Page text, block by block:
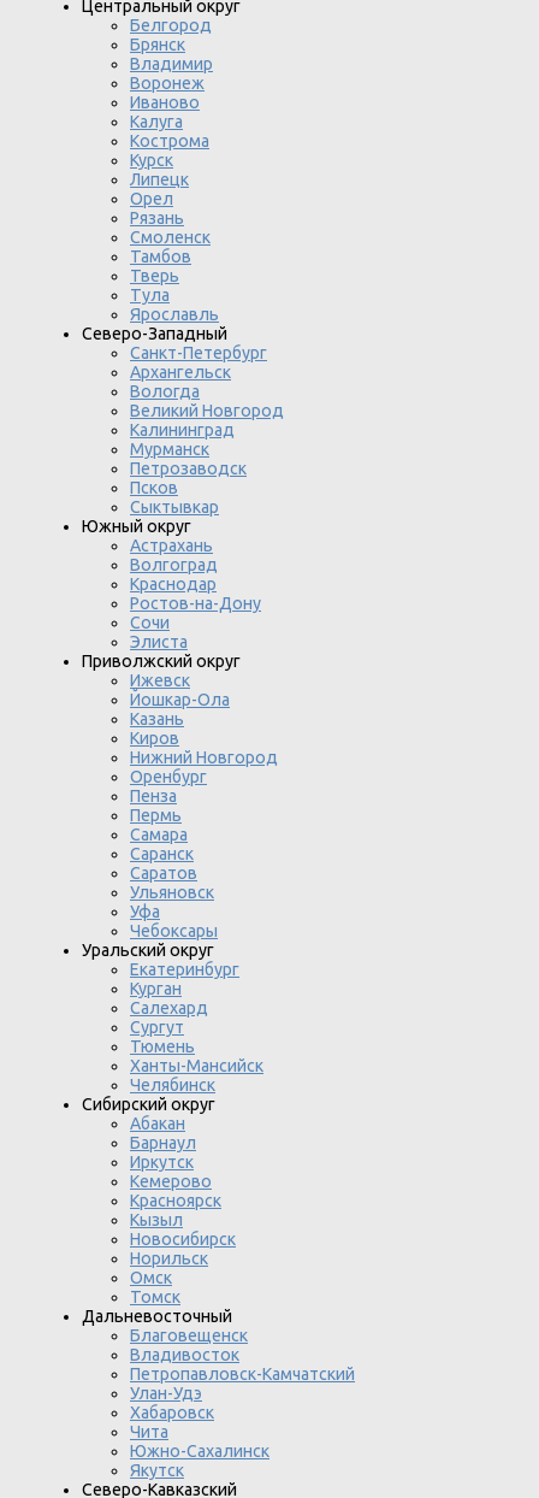
Центральный округ
Белгород
Брянск
Владимир
Воронеж
Иваново
Калуга
Кострома
Курск
Липецк
Орел
Рязань
Смоленск
Тамбов
Тверь
Тула
Ярославль
Северо-Западный
Санкт-Петербург
Архангельск
Вологда
Великий Новгород
Калининград
Мурманск
Петрозаводск
Псков
Сыктывкар
Южный округ
Астрахань
Волгоград
Краснодар
Ростов-на-Дону
Сочи
Элиста
Приволжский округ
Ижевск
Йошкар-Ола
Казань
Киров
Нижний Новгород
Оренбург
Пенза
Пермь
Самара
Саранск
Саратов
Ульяновск
Уфа
Чебоксары
Уральский округ
Екатеринбург
Курган
Салехард
Сургут
Тюмень
Ханты-Мансийск
Челябинск
Сибирский округ
Абакан
Барнаул
Иркутск
Кемерово
Красноярск
Кызыл
Новосибирск
Норильск
Омск
Томск
Дальневосточный
Благовещенск
Владивосток
Петропавловск-Камчатский
Улан-Удэ
Хабаровск
Чита
Южно-Сахалинск
Якутск
Северо-Кавказский